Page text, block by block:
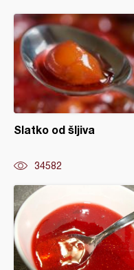
Slatko od šljiva
34582